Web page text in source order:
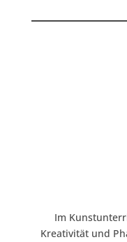
Im
Kreativität und